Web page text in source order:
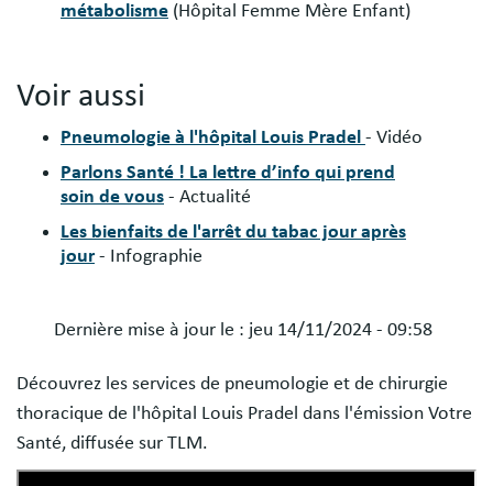
métabolisme (Hôpital Femme Mère Enfant)
Voir aussi
Pneumologie à l'hôpital Louis Pradel - Vidéo
Parlons Santé ! La lettre d’info qui prend
soin de vous - Actualité
Les bienfaits de l'arrêt du tabac jour après
jour - Infographie
Dernière mise à jour le : jeu 14/11/2024 - 09:58
Découvrez les services de pneumologie et de chirurgie
thoracique de l'hôpital Louis Pradel dans l'émission Votre
Santé, diffusée sur TLM.